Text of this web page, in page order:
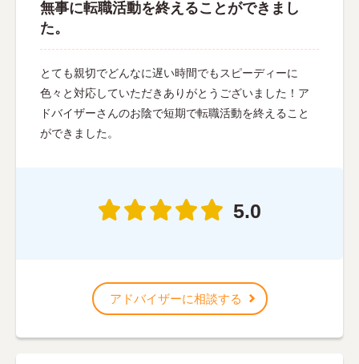
無事に転職活動を終えることができまし
た。
とても親切でどんなに遅い時間でもスピーディーに
色々と対応していただきありがとうございました！ア
ドバイザーさんのお陰で短期で転職活動を終えること
ができました。
5.0
アドバイザーに相談する